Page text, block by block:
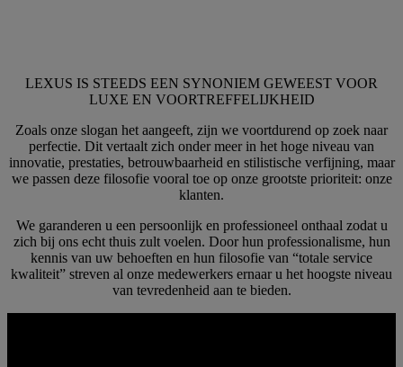
LEXUS IS STEEDS EEN SYNONIEM GEWEEST VOOR
LUXE EN VOORTREFFELIJKHEID
Zoals onze slogan het aangeeft, zijn we voortdurend op zoek naar
perfectie. Dit vertaalt zich onder meer in het hoge niveau van
innovatie, prestaties, betrouwbaarheid en stilistische verfijning, maar
we passen deze filosofie vooral toe op onze grootste prioriteit: onze
klanten.
We garanderen u een persoonlijk en professioneel onthaal zodat u
zich bij ons echt thuis zult voelen. Door hun professionalisme, hun
kennis van uw behoeften en hun filosofie van “totale service
kwaliteit” streven al onze medewerkers ernaar u het hoogste niveau
van tevredenheid aan te bieden.